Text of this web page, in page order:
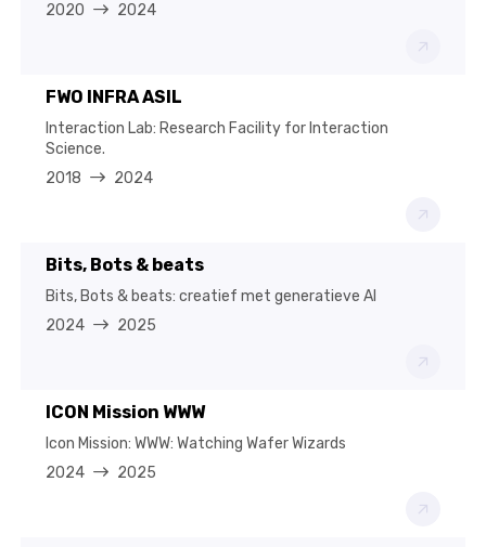
2020
2024
FWO INFRA ASIL
Interaction Lab: Research Facility for Interaction
Science.
2018
2024
Bits, Bots & beats
Bits, Bots & beats: creatief met generatieve AI
2024
2025
ICON Mission WWW
Icon Mission: WWW: Watching Wafer Wizards
2024
2025